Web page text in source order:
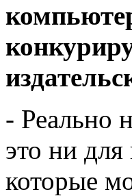
- Реально
это ни для
которые